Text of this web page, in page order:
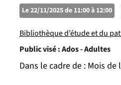
Le 22/11/2025 de 11:00 à 12:00
Bibliothèque d’étude et du
Public visé :Ados - Adultes
Dans le cadre de : Mois de